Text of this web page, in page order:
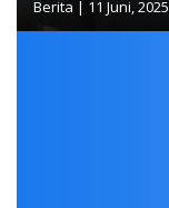
Berita | 11 Juni, 2025